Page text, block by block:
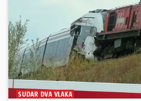
SUDAR DVA VLAKA